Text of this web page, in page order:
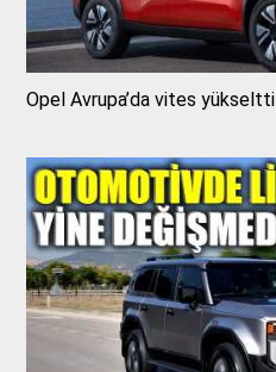
Opel Avrupa’da vites yükseltti